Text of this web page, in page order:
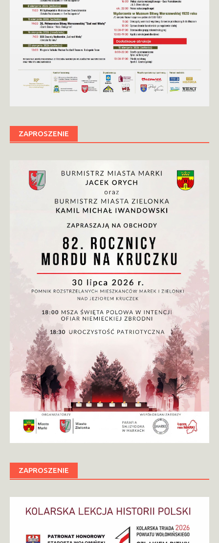
ZAPROSZENIE
ZAPROSZENIE